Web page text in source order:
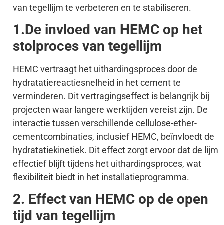
van tegellijm te verbeteren en te stabiliseren.
1.De invloed van HEMC op het
stolproces van tegellijm
HEMC vertraagt het uithardingsproces door de
hydratatiereactiesnelheid in het cement te
verminderen. Dit vertragingseffect is belangrijk bij
projecten waar langere werktijden vereist zijn. De
interactie tussen verschillende cellulose-ether-
cementcombinaties, inclusief HEMC, beïnvloedt de
hydratatiekinetiek. Dit effect zorgt ervoor dat de lijm
effectief blijft tijdens het uithardingsproces, wat
flexibiliteit biedt in het installatieprogramma.
2. Effect van HEMC op de open
tijd van tegellijm